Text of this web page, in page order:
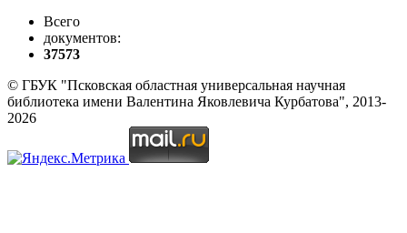
Всего
документов:
37573
© ГБУК "Псковская областная универсальная научная
библиотека имени Валентина Яковлевича Курбатова", 2013-
2026